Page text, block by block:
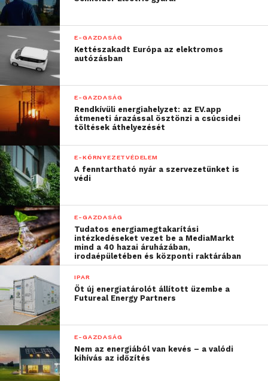
E-GAZDASÁG
Kettészakadt Európa az elektromos
autózásban
E-GAZDASÁG
Rendkívüli energiahelyzet: az EV.app
átmeneti árazással ösztönzi a csúcsidei
töltések áthelyezését
E-KÖRNYEZETVÉDELEM
A fenntartható nyár a szervezetünket is
védi
E-GAZDASÁG
Tudatos energiamegtakarítási
intézkedéseket vezet be a MediaMarkt
mind a 40 hazai áruházában,
irodaépületében és központi raktárában
IPAR
Öt új energiatárolót állított üzembe a
Futureal Energy Partners
E-GAZDASÁG
Nem az energiából van kevés – a valódi
kihívás az időzítés